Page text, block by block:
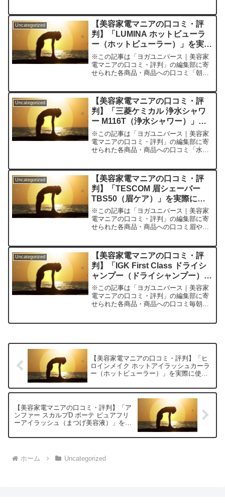
声に応えてくれる噂のネイル家電
『ZJchao LED/UV ...
Uncategorized
【美容家電マニアの口コミ・評
判】「LUMINA ホットビューラ
ー（ホットビューラー）」を実際
に使ってみた正直感想
※この記事は「ヨガユニバース｜美容家
電マニアの口コミ・評判」の編集部に寄
せられた各商品・商品への口コミ「朝の
ューラーでまつ毛を痛めたくない」「コ
ードレスで外でも使える便利...
Uncategorized
【美容家電マニアの口コミ・評
判】「三菱ケミカル 浄水シャワ
ー M116T（浄水シャワー）」を
実際に使ってみた正直感想
※この記事は「ヨガユニバース｜美容家
電マニアの口コミ・評判」の編集部に寄
せられた各商品・商品への口コミ「水道
スタイムがもっと心地よくなればいいの
に――」こうしたお悩みを...
Uncategorized
【美容家電マニアの口コミ・評
判】「TESCOM 眉シェーバー
TBS50（眉ケア）」を実際に使
ってみた正直感想
※この記事は「ヨガユニバース｜美容家
電マニアの口コミ・評判」の編集部に寄
せられた各商品・商品への口コミ眉や顔
人こそ知ってほしい「TESCOM 眉シェ
ーバー TBS50（...
Uncategorized
【美容家電マニアの口コミ・評
判】「IGK First Class ドライシ
ャンプー（ドライシャンプー）」
を実際に使ってみた正直感想
※この記事は「ヨガユニバース｜美容家
電マニアの口コミ・評判」の編集部に寄
せられた各商品・商品への口コミ毎朝の
【美容家電マニアの口コミ・評判】「ヒ
ロインメイク ホットアイラッシュカーラ
ー（ホットビューラー）」を実際に使っ
【美容家電マニアの口コミ・評判】「ア
ンファー スカルプD ボーテ ピュアフリ
ーアイラッシュ（まつげ美容液）」を実
ホーム Uncategorized